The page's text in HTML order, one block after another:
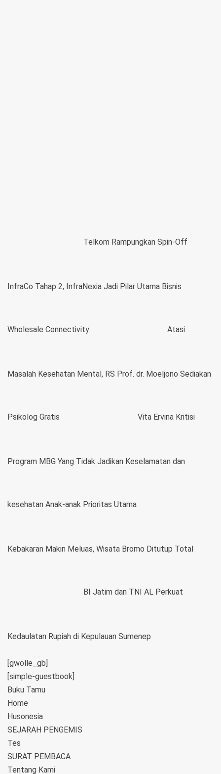
Telkom Rampungkan Spin-Off
InfraCo Tahap 2, InfraNexia Jadi Pilar Utama Bisnis
Wholesale Connectivity Atasi
Masalah Kesehatan Mental, RS Prof. dr. Moeljono Sediakan
Psikolog Gratis Vita Ervina Kritisi
Program MBG Yang Tidak Jadikan Keselamatan dan
kesehatan Anak-anak Prioritas Utama
Kebakaran Makin Meluas, Wisata Bromo Ditutup Total
BI Jatim dan TNI AL Perkuat
Kedaulatan Rupiah di Kepulauan Sumenep
[gwolle_gb]
[simple-guestbook]
Buku Tamu
Home
Husonesia
SEJARAH PENGEMIS
Tes
SURAT PEMBACA
Tentang Kami